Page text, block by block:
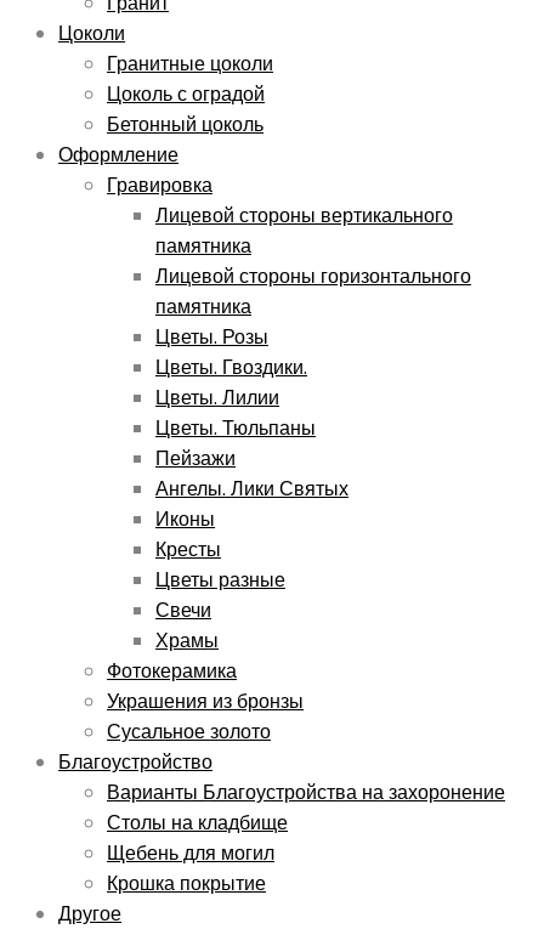
Цоколи
Гранитные цоколи
Цоколь с оградой
Бетонный цоколь
Оформление
Гравировка
Лицевой стороны вертикального
памятника
Лицевой стороны горизонтального
памятника
Цветы. Розы
Цветы. Гвоздики.
Цветы. Лилии
Цветы. Тюльпаны
Пейзажи
Ангелы. Лики Святых
Иконы
Кресты
Цветы разные
Свечи
Храмы
Фотокерамика
Украшения из бронзы
Сусальное золото
Благоустройство
Варианты Благоустройства на захоронение
Столы на кладбище
Щебень для могил
Крошка покрытие
Другое